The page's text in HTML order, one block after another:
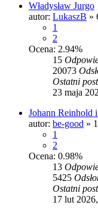
Władysław Jurgo
autor: LukaszB »
1
2
Ocena: 2.94%
15
20073
Ostatni post
23 maja
Johann Reinhold
autor: be-good »
1
2
Ocena: 0.98%
13
5425
Ostatni post
17 lut